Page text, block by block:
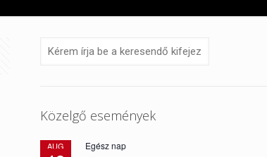
Közelgő események
AUG Egész nap